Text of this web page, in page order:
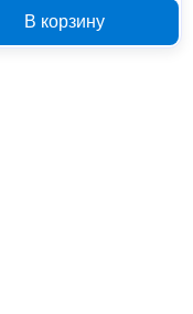
В корзину